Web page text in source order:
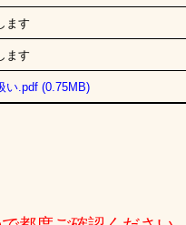
ます
ます
い.pdf (0.75MB)